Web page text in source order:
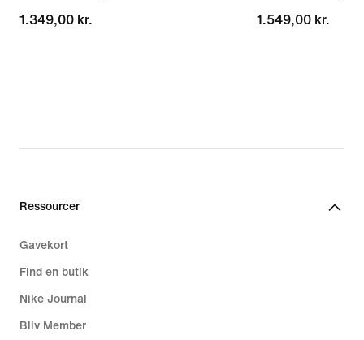
1.349,00 kr.
1.349,00 kr.
1.549,00 kr.
1.549,00 kr.
Ressourcer
Gavekort
Find en butik
Nike Journal
Bliv Member